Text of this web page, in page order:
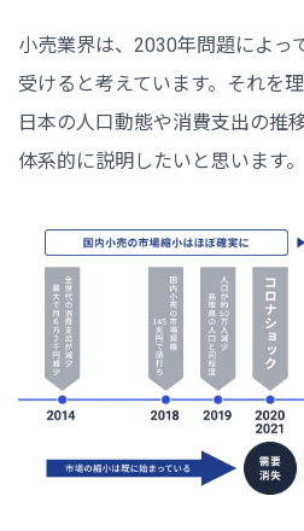
小売業界は、2030年問題によっ
受けると考えています。それを
日本の人口動態や消費支出の推
体系的に説明したいと思います。